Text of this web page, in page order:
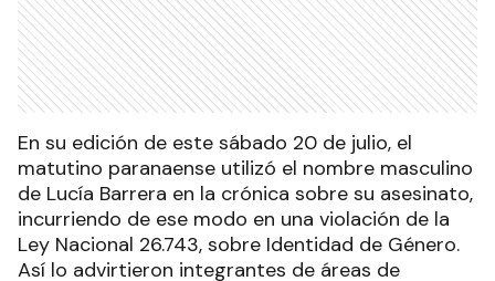
En su edición de este sábado 20 de julio, el
matutino paranaense utilizó el nombre masculino
de Lucía Barrera en la crónica sobre su asesinato,
incurriendo de ese modo en una violación de la
Ley Nacional 26.743, sobre Identidad de Género.
Así lo advirtieron integrantes de áreas de